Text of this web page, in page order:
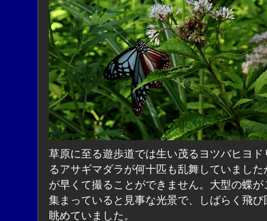
草原に至る遊歩道では生い茂るヨツバヒヨド
るアサギマダラが何十匹も乱舞していました
が早くて撮ることができません。大型の蝶が
集まっていると見事な光景で、しばらく飛び
眺めていました。